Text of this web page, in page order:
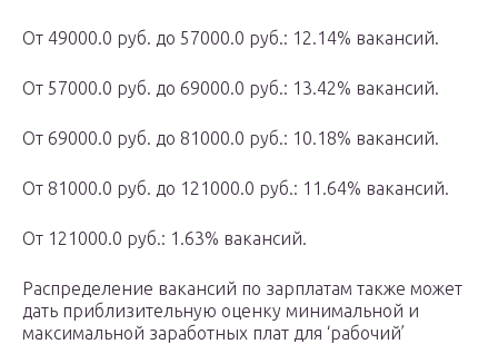
От 49000.0 руб. до 57000.0 руб.: 12.14% вакансий.
От 57000.0 руб. до 69000.0 руб.: 13.42% вакансий.
От 69000.0 руб. до 81000.0 руб.: 10.18% вакансий.
От 81000.0 руб. до 121000.0 руб.: 11.64% вакансий.
От 121000.0 руб.: 1.63% вакансий.
Распределение вакансий по зарплатам также может
дать приблизительную оценку минимальной и
максимальной заработных плат для ‘рабочий’